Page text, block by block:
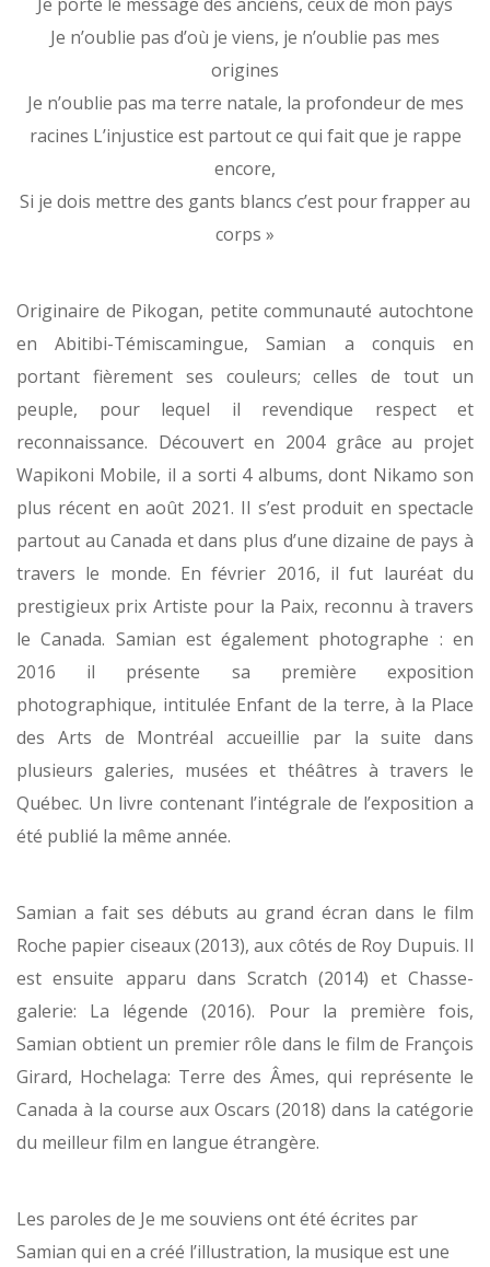
Je n’oublie pas d’où je viens, je n’oublie pas mes
origines
Je n’oublie pas ma terre natale, la profondeur de mes
racines L’injustice est partout ce qui fait que je rappe
encore,
Si je dois mettre des gants blancs c’est pour frapper au
corps »
Originaire de Pikogan, petite communauté autochtone
en Abitibi-Témiscamingue, Samian a conquis en
portant fièrement ses couleurs; celles de tout un
peuple, pour lequel il revendique respect et
reconnaissance. Découvert en 2004 grâce au projet
Wapikoni Mobile, il a sorti 4 albums, dont Nikamo son
plus récent en août 2021. Il s’est produit en spectacle
partout au Canada et dans plus d’une dizaine de pays à
travers le monde. En février 2016, il fut lauréat du
prestigieux prix Artiste pour la Paix, reconnu à travers
le Canada. Samian est également photographe : en
2016 il présente sa première exposition
photographique, intitulée Enfant de la terre, à la Place
des Arts de Montréal accueillie par la suite dans
plusieurs galeries, musées et théâtres à travers le
Québec. Un livre contenant l’intégrale de l’exposition a
été publié la même année.
Samian a fait ses débuts au grand écran dans le film
Roche papier ciseaux (2013), aux côtés de Roy Dupuis. Il
est ensuite apparu dans Scratch (2014) et Chasse-
galerie: La légende (2016). Pour la première fois,
Samian obtient un premier rôle dans le film de François
Girard, Hochelaga: Terre des Âmes, qui représente le
Canada à la course aux Oscars (2018) dans la catégorie
du meilleur film en langue étrangère.
Les paroles de Je me souviens ont été écrites par
Samian qui en a créé l’illustration, la musique est une